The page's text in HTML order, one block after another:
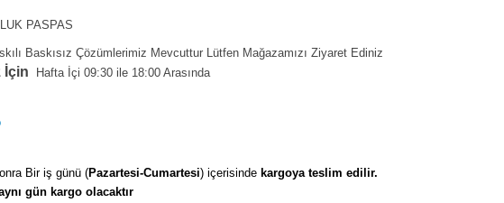
PASPAS
Baskısız Çözümlerimiz Mevcuttur Lütfen Mağazamızı Ziyaret Ediniz
İçin Hafta İçi 09:30 ile 18:00 Arasında
Bir iş günü (Pazartesi-Cumartesi) içerisinde kargoya teslim edilir.
gün kargo olacaktır